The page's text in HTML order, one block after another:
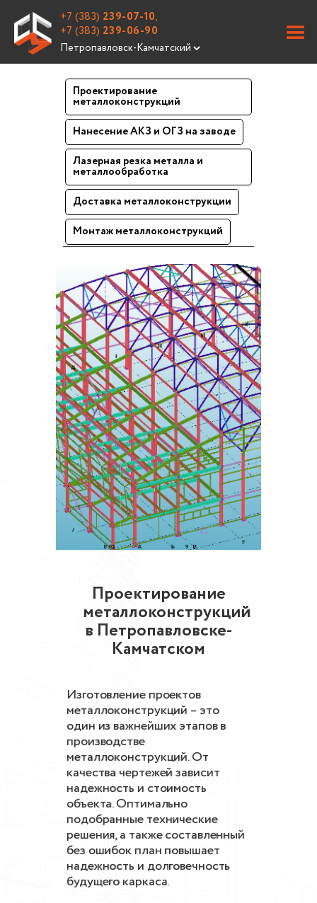
+7 (383) 239-07-10,
+7 (383) 239-06-90
Проектирование
металлоконструкций
Нанесение АКЗ и ОГЗ на заводе
Лазерная резка металла и
металлообработка
Доставка металлоконструкции
Монтаж металлоконструкций
Проектирование
металлоконструкций
в Петропавловске-
Камчатском
Изготовление проектов
металлоконструкций – это
один из важнейших этапов в
производстве
металлоконструкций. От
качества чертежей зависит
надежность и стоимость
объекта. Оптимально
подобранные технические
решения, а также составленный
без ошибок план повышает
надежность и долговечность
будущего каркаса.